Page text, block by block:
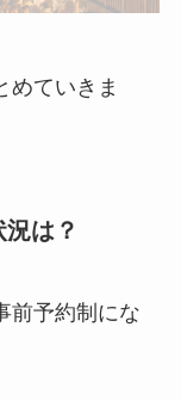
めていきま
は？
前予約制にな